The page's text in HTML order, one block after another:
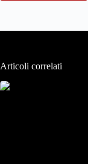
Articoli correlati